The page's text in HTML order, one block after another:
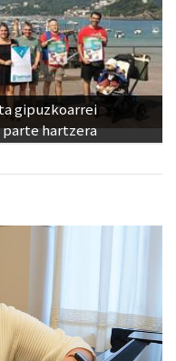
gipuzkoarrei
hartzera